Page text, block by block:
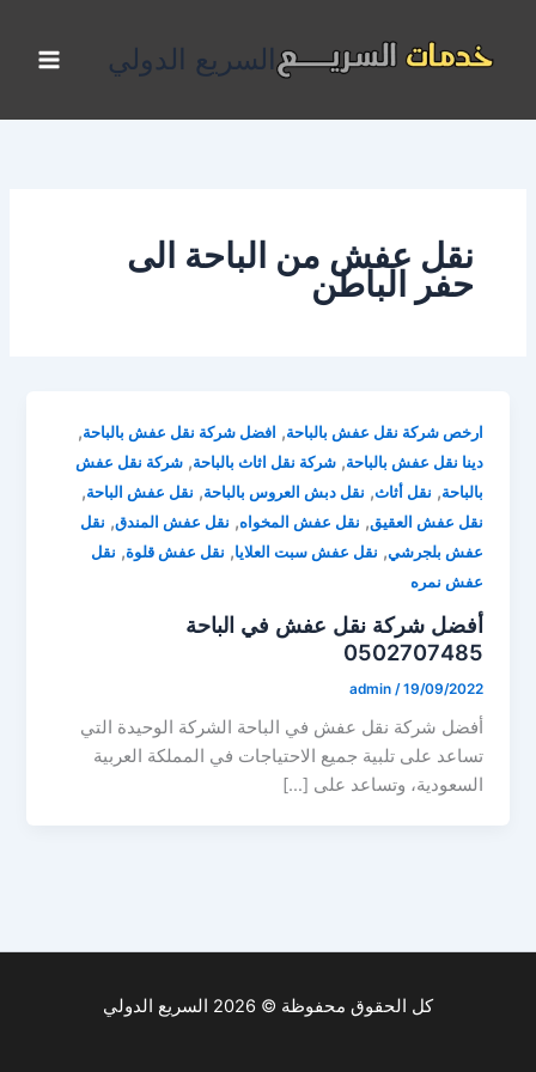
المحتوى
السريع الدولي
نقل عفش من الباحة الى
حفر الباطن
ارخص شركة نقل عفش بالباحة, افضل شركة نقل عفش بالباحة,
دينا نقل عفش بالباحة,شركة نقل اثاث بالباحة,شركة نقل عفش
بالباحة, نقل أثاث, نقل دبش العروس بالباحة, نقل عفش الباحة,
نقل عفش العقيق, نقل عفش المخواه, نقل عفش المندق, نقل
عفش بلجرشي, نقل عفش سبت العلايا, نقل عفش قلوة, نقل
عفش نمره
أفضل شركة نقل عفش في الباحة
0502707485
admin /19/09/2022
أفضل شركة نقل عفش في الباحة الشركة الوحيدة التي
تساعد على تلبية جميع الاحتياجات في المملكة العربية
السعودية، وتساعد على […]
كل الحقوق محفوظة © 2026 السريع الدولي